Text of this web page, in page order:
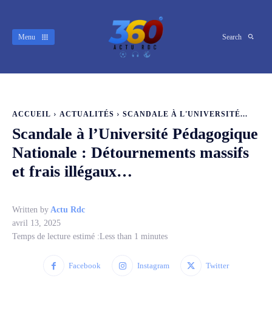
Menu Search
ACCUEIL ACTUALITÉS SCANDALE À L'UNIVERSITÉ...
Scandale à l’Université Pédagogique
Nationale : Détournements massifs
et frais illégaux…
Written by Actu Rdc
avril 13, 2025
Temps de lecture estimé :Less than 1 minutes
Facebook Instagram Twitter